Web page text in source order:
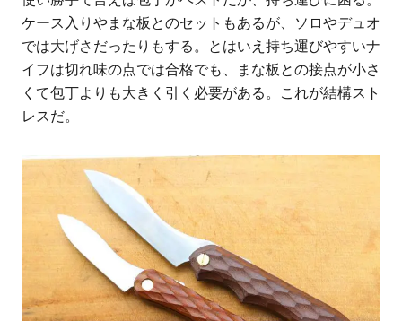
ケース入りやまな板とのセットもあるが、ソロやデュオ
では大げさだったりもする。
とはいえ持ち運びやすいナ
イフは切れ味の点では合格でも、まな板との接点が小さ
くて包丁よりも大きく引く必要がある。これが結構スト
レスだ。